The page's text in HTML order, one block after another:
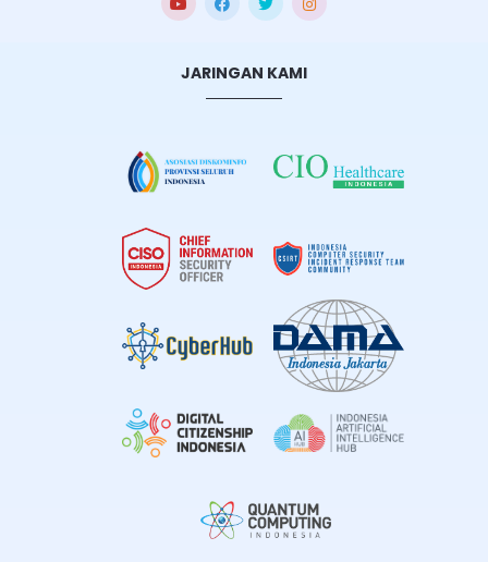
JARINGAN KAMI